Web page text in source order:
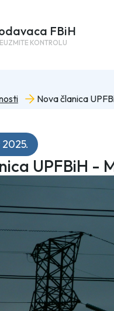
FBiH
KONTROLU
Nova članica
UPFBiH -